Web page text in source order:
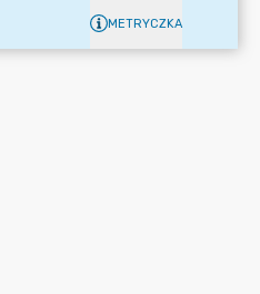
METRYCZKA